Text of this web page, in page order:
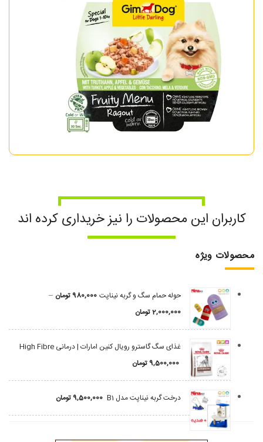
کاربران این محصولات را نیز خریداری کرده اند
محصولات ویژه
حوله حمام سگ و گربه نیناپت 980,000 تومان –
2,000,000تومان
غذای سگ گاسترو رویال کنین امارات | درمانی High Fibre
9,500,000 تومان
درخت گربه نیناپت مدل B1 9,500,000 تومان